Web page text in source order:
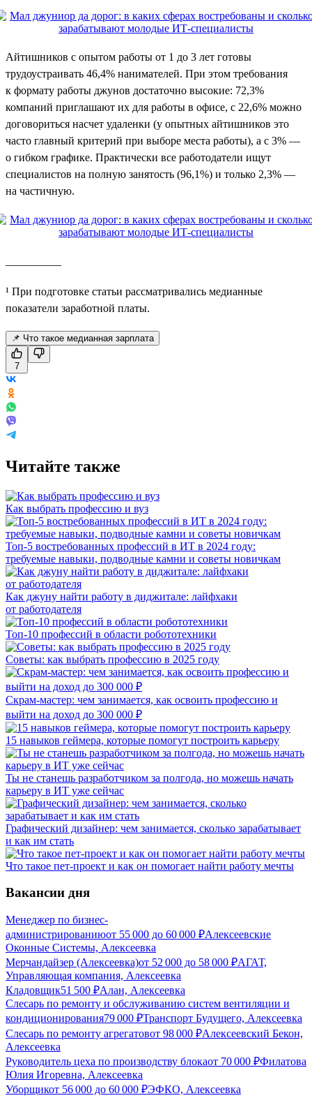
Айтишников с опытом работы от 1 до 3 лет готовы
трудоустраивать 46,4% нанимателей. При этом требования
к формату работы джунов достаточно высокие: 72,3%
компаний приглашают их для работы в офисе, с 22,6% можно
договориться насчет удаленки (у опытных айтишников это
часто главный критерий при выборе места работы), а с 3% —
о гибком графике. Практически все работодатели ищут
специалистов на полную занятость (96,1%) и только 2,3% —
на частичную.
¹ При подготовке статьи рассматривались медианные
показатели заработной платы.
📌 Что такое медианная зарплата
7
Читайте также
Как выбрать профессию и вуз
Топ-5 востребованных профессий в ИТ в 2024 году:
требуемые навыки, подводные камни и советы новичкам
Как джуну найти работу в диджитале: лайфхаки
от работодателя
Топ-10 профессий в области робототехники
Советы: как выбрать профессию в 2025 году
Скрам-мастер: чем занимается, как освоить профессию и
выйти на доход до 300 000 ₽
15 навыков геймера, которые помогут построить карьеру
Ты не станешь разработчиком за полгода, но можешь начать
карьеру в ИТ уже сейчас
Графический дизайнер: чем занимается, сколько зарабатывает
и как им стать
Что такое пет-проект и как он помогает найти работу мечты
Вакансии дня
Менеджер по бизнес-
администрированиюот 55 000 до 60 000 ₽Алексеевские
Оконные Системы, Алексеевка
Мерчандайзер (Алексеевка)от 52 000 до 58 000 ₽АГАТ,
Управляющая компания, Алексеевка
Кладовщик51 500 ₽Алан, Алексеевка
Слесарь по ремонту и обслуживанию систем вентиляции и
кондиционирования79 000 ₽Транспорт Будущего, Алексеевка
Слесарь по ремонту агрегатовот 98 000 ₽Алексеевский Бекон,
Алексеевка
Руководитель цеха по производству блокаот 70 000 ₽Филатова
Юлия Игоревна, Алексеевка
Уборщикот 56 000 до 60 000 ₽ЭФКО, Алексеевка